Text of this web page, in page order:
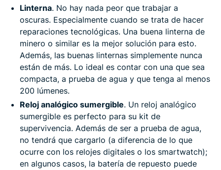
Linterna. No hay nada peor que trabajar a
oscuras. Especialmente cuando se trata de hacer
reparaciones tecnológicas. Una buena linterna de
minero o similar es la mejor solución para esto.
Además, las buenas linternas simplemente nunca
están de más. Lo ideal es contar con una que sea
compacta, a prueba de agua y que tenga al menos
200 lúmenes.
Reloj analógico sumergible. Un reloj analógico
sumergible es perfecto para su kit de
supervivencia. Además de ser a prueba de agua,
no tendrá que cargarlo (a diferencia de lo que
ocurre con los relojes digitales o los smartwatch);
en algunos casos, la batería de repuesto puede